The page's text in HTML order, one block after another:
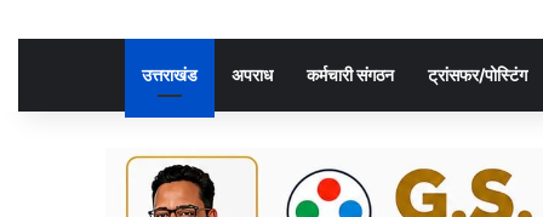
उत्तराखंड अपराध कर्मचारी संगठन ट्रांसफर/पोस्टिंग